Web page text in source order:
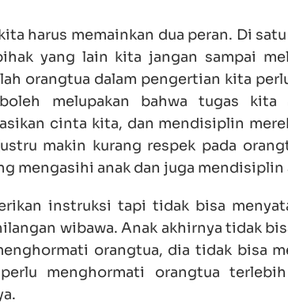
harus memainkan dua peran. Di
yang lain kita jangan sampai
orangtua dalam pengertian kita
melupakan bahwa tugas kita
cinta kita, dan mendisiplin
makin kurang respek pada
mengasihi anak dan juga mendisiplin
instruksi tapi tidak bisa
wibawa. Anak akhirnya tidak
orangtua, dia tidak bisa
menghormati orangtua